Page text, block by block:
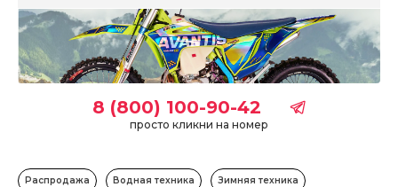
8 (800) 100-90-42
просто кликни на номер
Распродажа Водная техника Зимняя техника